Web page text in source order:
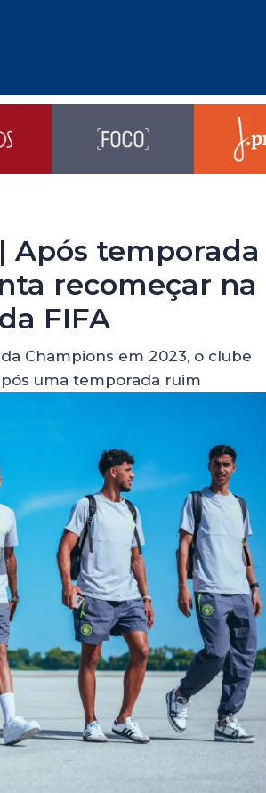
Após temporada
recomeçar na
FIFA
Champions em 2023, o clube
uma temporada ruim